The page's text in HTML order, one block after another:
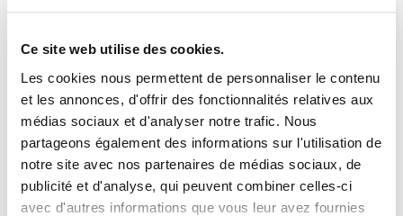
Ce site web utilise des cookies.
Les cookies nous permettent de personnaliser le contenu
et les annonces, d'offrir des fonctionnalités relatives aux
médias sociaux et d'analyser notre trafic. Nous
partageons également des informations sur l'utilisation de
notre site avec nos partenaires de médias sociaux, de
publicité et d'analyse, qui peuvent combiner celles-ci
avec d'autres informations que vous leur avez fournies
CENTRE DE FORMATION
DE L'OiEAU 9 Avenue
Belmont
23300 LA SOUTERRAINE
Se connecter
J'ai déjà un compte